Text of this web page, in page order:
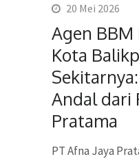
20 Mei 2026
Agen
Kota
Andal dari
Pratama
PT Afna Jaya